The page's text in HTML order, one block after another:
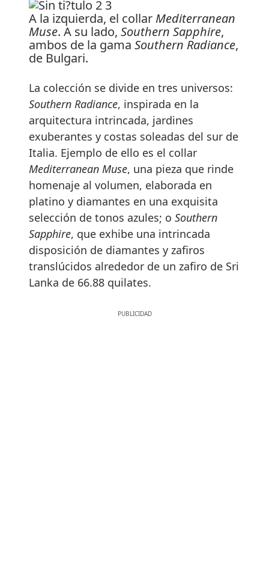
A la izquierda, el collar Mediterranean
Muse. A su lado, Southern Sapphire,
ambos de la gama Southern Radiance,
de Bulgari.
La colección se divide en tres universos:
Southern Radiance, inspirada en la
arquitectura intrincada, jardines
exuberantes y costas soleadas del sur de
Italia. Ejemplo de ello es el collar
Mediterranean Muse, una pieza que rinde
homenaje al volumen, elaborada en
platino y diamantes en una exquisita
selección de tonos azules; o Southern
Sapphire, que exhibe una intrincada
disposición de diamantes y zafiros
translúcidos alrededor de un zafiro de Sri
Lanka de 66.88 quilates.